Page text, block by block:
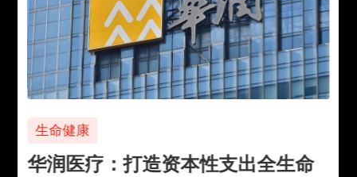
生命健康
华润医疗：打造资本性支出全生命